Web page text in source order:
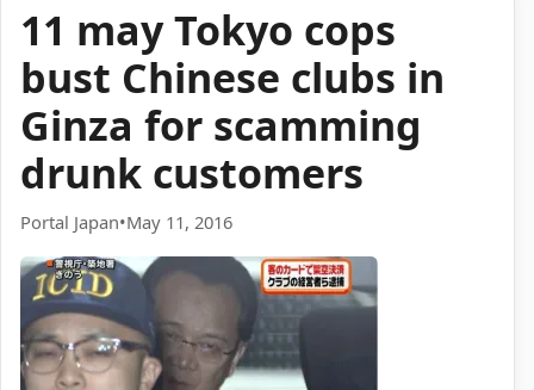
11 may Tokyo cops
bust Chinese clubs in
Ginza for scamming
drunk customers
Portal Japan•May 11, 2016